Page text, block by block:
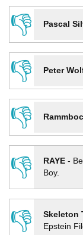
👎
Pascal
👎
Peter
👎
👎
RAYE-
Boy.
👎 Skeleton
Epstein